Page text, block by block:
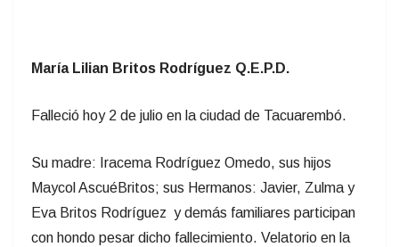
María Lilian Britos Rodríguez Q.E.P.D.
Falleció hoy 2 de julio en la ciudad de Tacuarembó.
Su madre: Iracema Rodríguez Omedo, sus hijos
Maycol AscuéBritos; sus Hermanos: Javier, Zulma y
Eva Britos Rodríguez y demás familiares participan
con hondo pesar dicho fallecimiento. Velatorio en la